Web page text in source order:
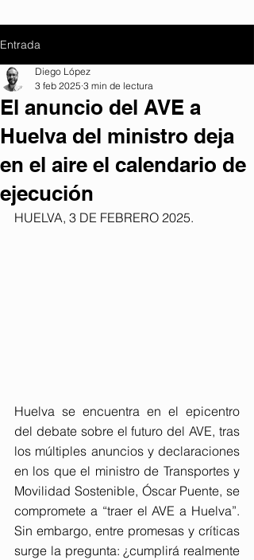
Entrada
El anuncio del AVE a
Huelva del ministro deja
en el aire el calendario de
ejecución
Diego López
3 feb 2025 3 min de lectura
HUELVA, 3 DE FEBRERO 2025.
Huelva se encuentra en el epicentro
del debate sobre el futuro del AVE, tras
los múltiples anuncios y declaraciones
en los que el ministro de Transportes y
Movilidad Sostenible, Óscar Puente, se
compromete a “traer el AVE a Huelva”.
Sin embargo, entre promesas y críticas
surge la pregunta: ¿cumplirá realmente